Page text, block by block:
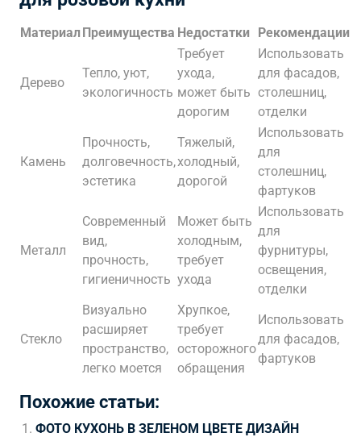
МатериалПреимущества Недостатки Рекомендации
Дерево
Тепло, уют,
экологичность
Требует
ухода,
может быть
дорогим
Использовать
для фасадов,
столешниц,
отделки
Камень
Прочность,
долговечность,
эстетика
Тяжелый,
холодный,
дорогой
Использовать
для
столешниц,
фартуков
Металл
Современный
вид,
прочность,
гигиеничность
Может быть
холодным,
требует
ухода
Использовать
для
фурнитуры,
освещения,
отделки
Стекло
Визуально
расширяет
пространство,
легко моется
Хрупкое,
требует
осторожного
обращения
Использовать
для фасадов,
фартуков
Похожие статьи:
ФОТО КУХОНЬ В ЗЕЛЕНОМ ЦВЕТЕ ДИЗАЙН